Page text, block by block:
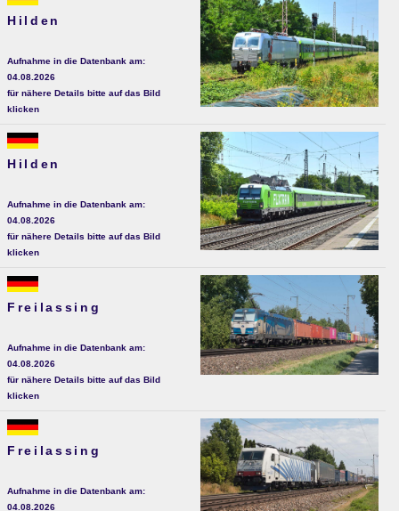
Hilden
Aufnahme in die Datenbank am:
04.08.2026
für nähere Details bitte auf das Bild
klicken
Hilden
Aufnahme in die Datenbank am:
04.08.2026
für nähere Details bitte auf das Bild
klicken
Freilassing
Aufnahme in die Datenbank am:
04.08.2026
für nähere Details bitte auf das Bild
klicken
Freilassing
Aufnahme in die Datenbank am:
04.08.2026